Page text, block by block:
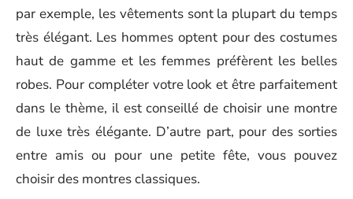
par exemple, les vêtements sont la plupart du temps
très élégant. Les hommes optent pour des costumes
haut de gamme et les femmes préfèrent les belles
robes. Pour compléter votre look et être parfaitement
dans le thème, il est conseillé de choisir une montre
de luxe très élégante. D’autre part, pour des sorties
entre amis ou pour une petite fête, vous pouvez
choisir des montres classiques.